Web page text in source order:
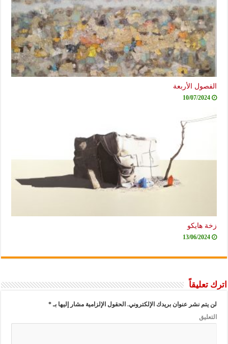
الفصول الأربعة
10/07/2024
زخة هايكو
13/06/2024
اترك تعليقاً
لن يتم نشر عنوان بريدك الإلكتروني. الحقول الإلزامية مشار إليها بـ*
التعليق